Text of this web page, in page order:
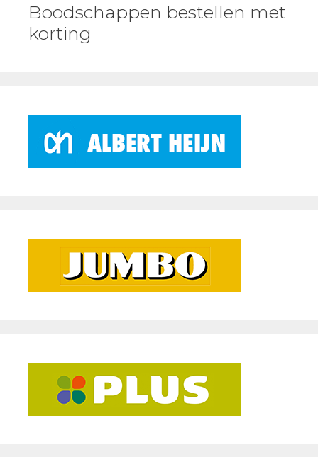
Boodschappen bestellen met
korting